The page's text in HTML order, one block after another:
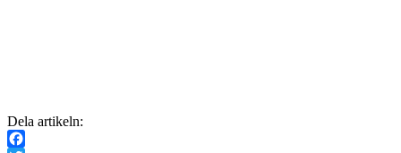
Dela artikeln: